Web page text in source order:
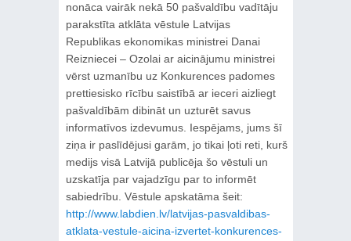
nonāca vairāk nekā 50 pašvaldību vadītāju
parakstīta atklāta vēstule Latvijas
Republikas ekonomikas ministrei Danai
Reizniecei – Ozolai ar aicinājumu ministrei
vērst uzmanību uz Konkurences padomes
prettiesisko rīcību saistībā ar ieceri aizliegt
pašvaldībām dibināt un uzturēt savus
informatīvos izdevumus. Iespējams, jums šī
ziņa ir paslīdējusi garām, jo tikai ļoti reti, kurš
medijs visā Latvijā publicēja šo vēstuli un
uzskatīja par vajadzīgu par to informēt
sabiedrību. Vēstule apskatāma šeit:
http://www.labdien.lv/latvijas-pasvaldibas-
atklata-vestule-aicina-izvertet-konkurences-